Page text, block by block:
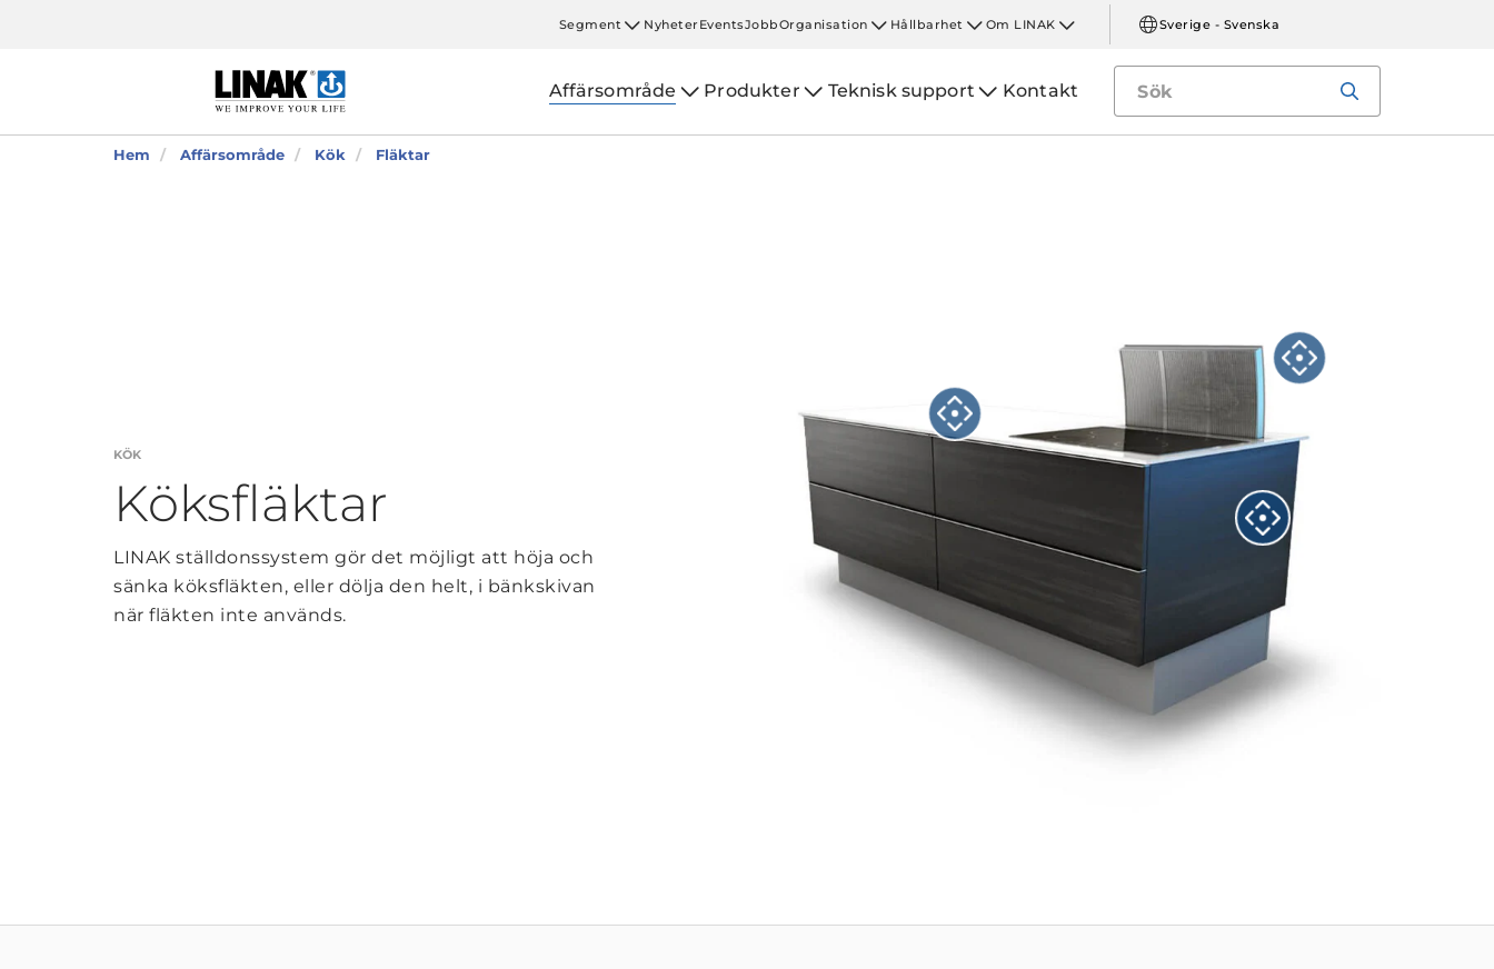
Segment NyheterEventsJobbOrganisation Hållbarhet Om LINAK Sverige - Svenska
Affärsområde Produkter Teknisk support Kontakt
Hem Affärsområde Kök Fläktar
KÖK
Köksfläktar
LINAK ställdonssystem gör det möjligt att höja och
sänka köksfläkten, eller dölja den helt, i bänkskivan
när fläkten inte används.